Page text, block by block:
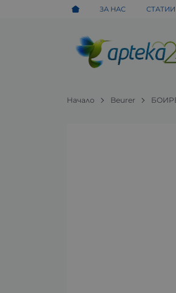
ЗА НАС СТАТИИ
Начало Beurer